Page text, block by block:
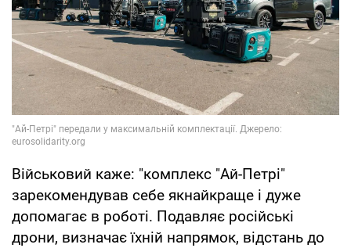
Військовий каже: "комплекс "Ай-Петрі"
зарекомендував себе якнайкраще і дуже
допомагає в роботі. Подавляє російські
дрони, визначає їхній напрямок, відстань до